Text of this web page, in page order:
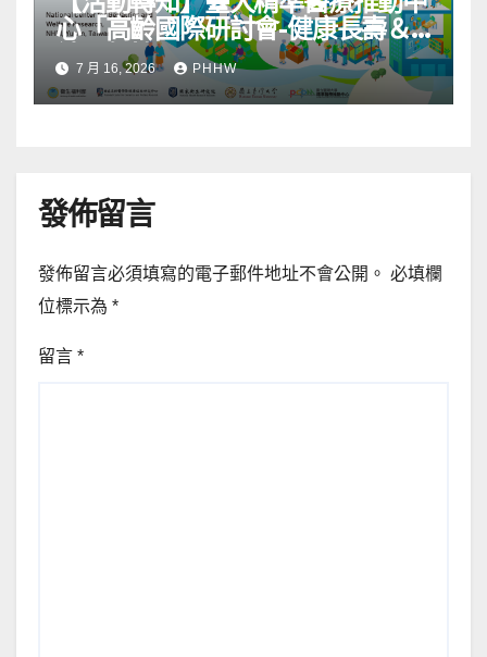
心「高齡國際研討會-健康長壽＆
社區韌性」
7 月 16, 2026 PHHW
發佈留言
發佈留言必須填寫的電子郵件地址不會公開。 必填欄
位標示為 *
留言 *